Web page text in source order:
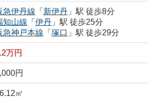
急伊丹線 「 新伊丹」駅 徒歩8分
知山線 「 伊丹」駅 徒歩25分
急神戸本線 「 塚口 」駅 徒歩29分
万円
円
㎡